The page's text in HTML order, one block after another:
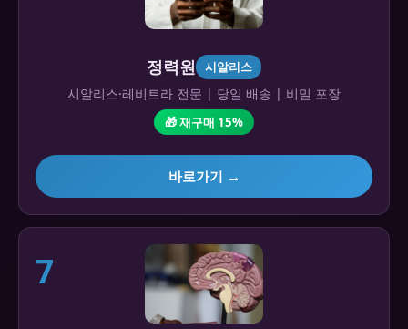
정력원 시알리스
시알리스·레비트라 전문 | 당일 배송 | 비밀 포장
🎁 재구매 15%
바로가기 →
7